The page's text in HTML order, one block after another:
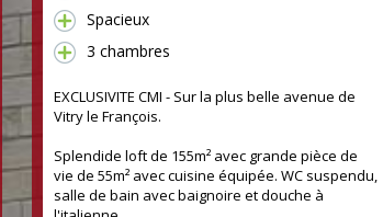
120 sqm
Spacieux
3 chambres
EXCLUSIVITE CMI - Sur la plus belle avenue de
Vitry le François.
Splendide loft de 155m² avec grande pièce de
vie de 55m² avec cuisine équipée. WC suspendu,
salle de bain avec baignoire et douche à